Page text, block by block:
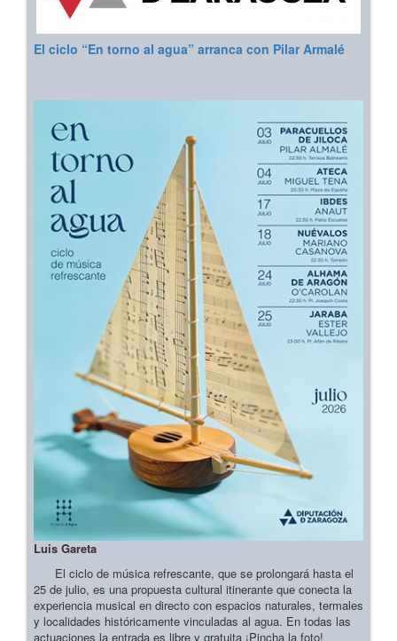
El ciclo “En torno al agua” arranca con Pilar Armalé
Luis Gareta
El ciclo de música refrescante, que se prolongará hasta el
25 de julio, es una propuesta cultural itinerante que conecta la
experiencia musical en directo con espacios naturales, termales
y localidades históricamente vinculadas al agua. En todas las
actuaciones la entrada es libre y gratuita ¡Pincha la foto!